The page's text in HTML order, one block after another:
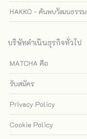
HAKKO - ค้นพบวัฒนธรร
บริษัทดำเนินธุรกิจทั่วไป
MATCHA คือ
รับสมัคร
Privacy Policy
Cookie Policy